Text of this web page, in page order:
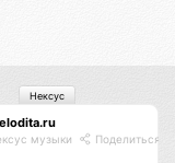
музыки Поделиться
Нексус